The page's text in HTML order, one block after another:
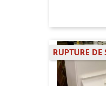
RUPTURE DE